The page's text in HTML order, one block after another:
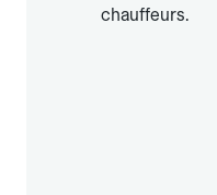
chauffeurs.